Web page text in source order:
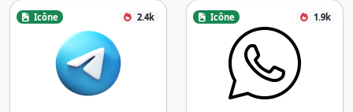
Icône 2.4k Icône 1.9k